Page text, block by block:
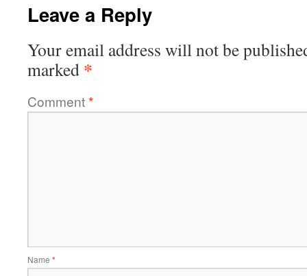
Leave a Reply
Your email address will not be
marked *
Comment*
Name *